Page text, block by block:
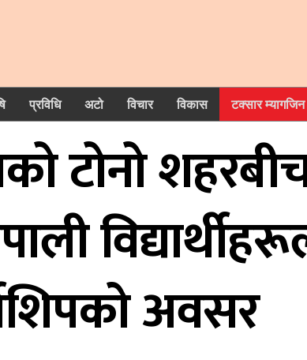
प्रविधि अटो विचार विकास टक्सार म्यागजिन
टोनो
अवसर